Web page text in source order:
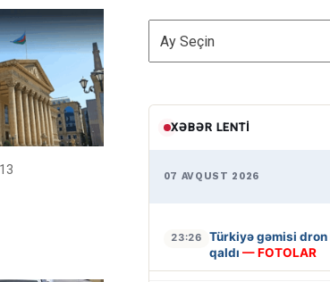
ARXİV
XƏBƏR LENTI
07 AVQUST 2026
23:26
Türkiyə gəmisi dron
qaldı — FOTOLAR